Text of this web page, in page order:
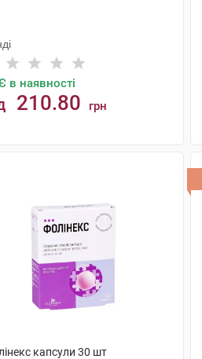
в наявності
210.80 грн
капсули 30 шт